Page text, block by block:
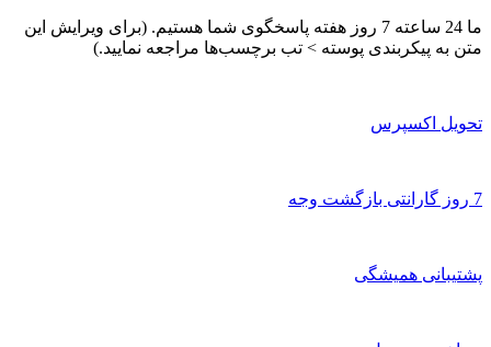
ما 24 ساعته 7 روز هفته پاسخگوی شما هستیم. (برای ویرایش این
متن به پیکربندی پوسته > تب برچسب‌ها مراجعه نمایید.)
تحویل اکسپرس
7 روز گارانتی بازگشت وجه
پشتیبانی همیشگی